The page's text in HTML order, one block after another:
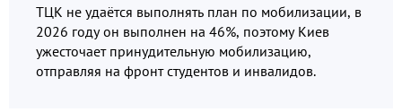
ТЦК не удаётся выполнять план по мобилизации, в
2026 году он выполнен на 46%, поэтому Киев
ужесточает принудительную мобилизацию,
отправляя на фронт студентов и инвалидов.